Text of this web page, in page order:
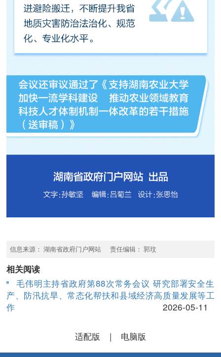
信息来源： 湖南省政府门户网站 责任编辑： 郭玟
相关阅读
毛伟明主持省政府第88次常务会议 研究部署安全生
产、防汛抗旱、常态化帮扶和县域经济高质量发展等工
作
2026-05-11
适配版 | 电脑版